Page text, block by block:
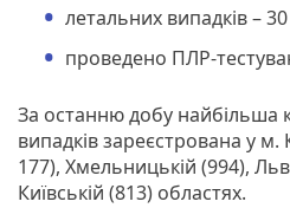
летальних випадків –
проведено ПЛР-
За останню добу найбільша
випадків зареєстрована у м.
177), Хмельницькій (994),
Київській (813) областях.